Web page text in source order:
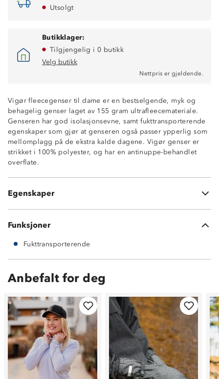
Utsolgt
Butikklager:
Tilgjengelig i 0 butikk
Velg butikk
Nettpris er gjeldende.
Vigør fleecegenser til dame er en bestselgende, myk og
behagelig genser laget av 155 gram ultrafleecemateriale.
Genseren har god isolasjonsevne, samt fukttransporterende
egenskaper som gjør at genseren også passer ypperlig som
mellomplagg på de ekstra kalde dagene. Vigør genser er
strikket i 100% polyester, og har en antinuppe-behandlet
overflate.
Egenskaper
Fukttransporterende
God isolasjonsevne
Glidelås i halsen
Antinuppe-behandlet
Funksjoner
Fukttransporterende
Anbefalt for deg